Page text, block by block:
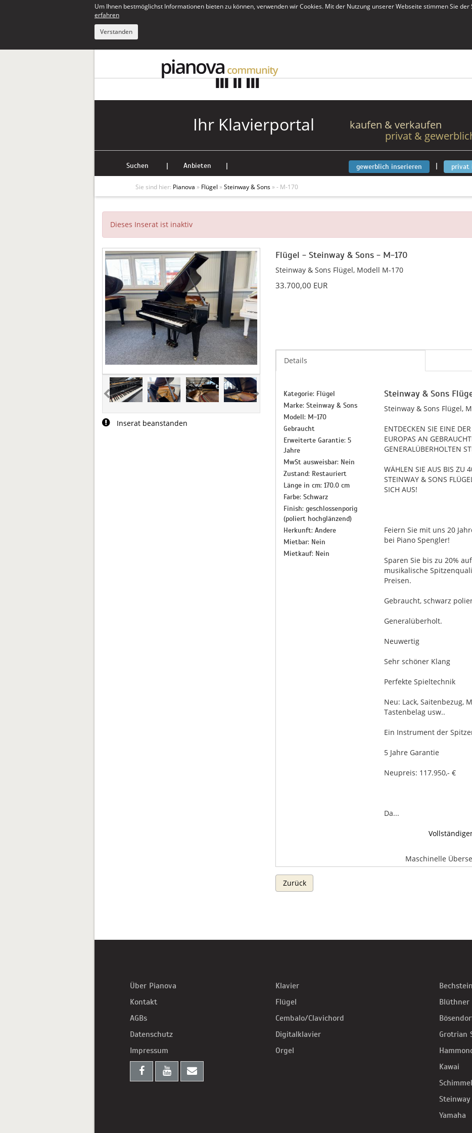
Um Ihnen bestmöglichst Informationen bieten zu können, verwenden wir Cookies. Mit der Nutzung unserer Webseite stimmen Sie der
erfahren
Verstanden
Ihr Klavierportal
kaufen & verkaufen
privat &
Suchen | Anbieten | gewerblich inserieren | privat
Sie sind hier: Pianova » Flügel »Steinway & Sons» - M-170
Dieses Inserat ist inaktiv
Inserat beanstanden
Flügel - Steinway & Sons - M-170
Steinway & Sons Flügel, Modell M-170
33.700,00 EUR
Details
Kategorie: Flügel
Marke: Steinway & Sons
Modell: M-170
Gebraucht
Erweiterte Garantie: 5
Jahre
MwSt ausweisbar: Nein
Zustand: Restauriert
Länge in cm: 170.0 cm
Farbe: Schwarz
Finish: geschlossenporig
(poliert hochglänzend)
Herkunft: Andere
Mietbar: Nein
Mietkauf: Nein
Steinway & Sons
Steinway & Sons Flügel,
ENTDECKEN SIE EINE
EUROPAS AN
GENERALÜBERHOLTEN
WÄHLEN SIE AUS BIS ZU
STEINWAY & SONS
SICH AUS!
Feiern Sie mit uns 20
bei Piano Spengler!
Sparen Sie bis zu 20%
musikalische
Preisen.
Gebraucht, schwarz
Generalüberholt.
Neuwertig
Sehr schöner Klang
Perfekte Spieltechnik
Neu: Lack, Saitenbezug,
Tastenbelag usw..
Ein Instrument der
5 Jahre Garantie
Neupreis: 117.950,- €
Da...
Maschinelle
Zurück
Über Pianova
Kontakt
AGBs
Datenschutz
Impressum
Klavier
Flügel
Cembalo/Clavichord
Digitalklavier
Orgel
Bechstein
Blüthner
Grotrian
Kawai
Schimmel
Yamaha